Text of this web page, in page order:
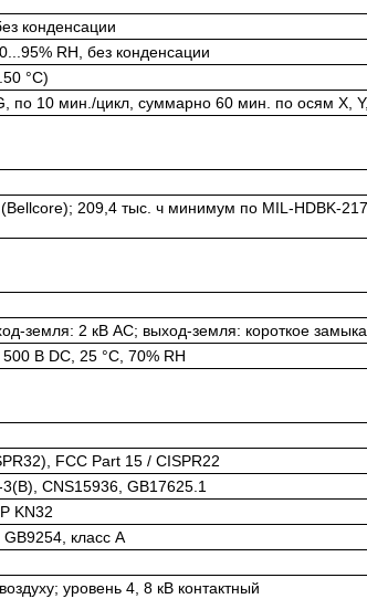
конденсации
RH, без конденсации
°C)
по 10 мин./цикл, суммарно 60 мин. по осям X,
209,4 тыс. ч минимум по MIL-HDBK-
земля: 2 кВ AC; выход-земля: короткое
В DC, 25 °C, 70% RH
FCC Part 15 / CISPR22
CNS15936, GB17625.1
KN32
класс A
уровень 4, 8 кВ контактный